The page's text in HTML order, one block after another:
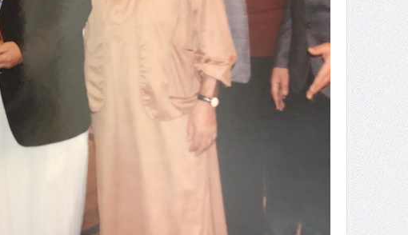
( محمد عوضه البريدي) .. رجل أعمال